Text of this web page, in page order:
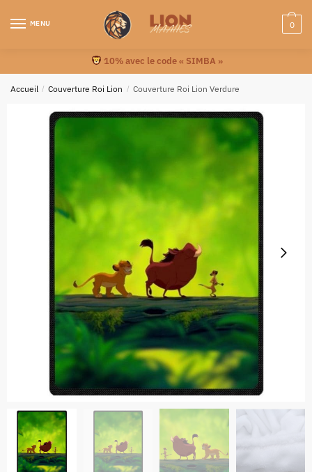
MENU 0
10% avec le code « SIMBA »
Accueil / Couverture Roi Lion / Couverture Roi Lion Verdure